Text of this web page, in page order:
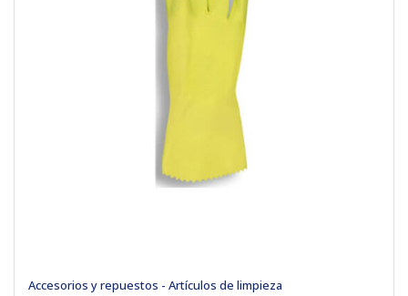
Accesorios y repuestos - Artículos de limpieza